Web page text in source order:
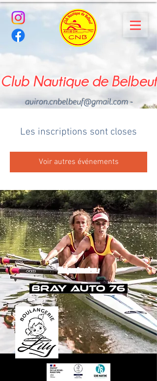
Club Nautique de Belbeuf
aviron.cnbelbeuf@gmail.com-
Les inscriptions sont closes
Voir autres événements
Nos partenaires :